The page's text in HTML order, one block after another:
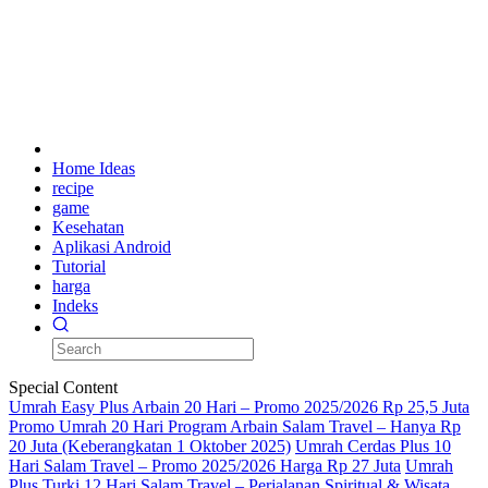
Home Ideas
recipe
game
Kesehatan
Aplikasi Android
Tutorial
harga
Indeks
Special Content
Umrah Easy Plus Arbain 20 Hari – Promo 2025/2026 Rp 25,5 Juta
Promo Umrah 20 Hari Program Arbain Salam Travel – Hanya Rp
20 Juta (Keberangkatan 1 Oktober 2025) Umrah Cerdas Plus 10
Hari Salam Travel – Promo 2025/2026 Harga Rp 27 Juta Umrah